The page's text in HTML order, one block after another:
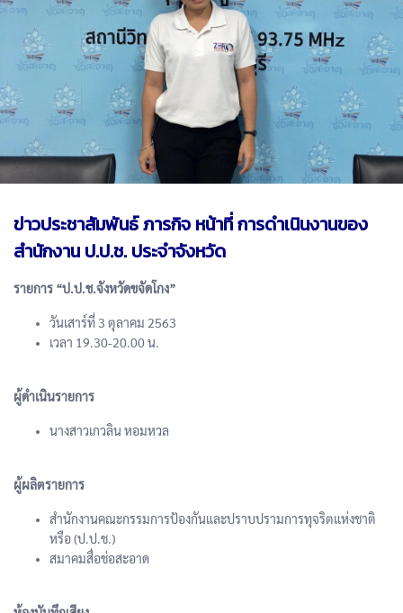
ข่าวประชาสัมพันธ์ ภารกิจ หน้าที่ การดำเนินงานของ
สำนักงาน ป.ป.ช. ประจำจังหวัด
รายการ “ป.ป.ช.จังหวัดขจัดโกง”
วันเสาร์ที่ 3 ตุลาคม 2563
เวลา 19.30-20.00 น.
ผู้ดำเนินรายการ
นางสาวเกวลิน หอมหวล
ผู้ผลิตรายการ
สำนักงานคณะกรรมการป้องกันและปราบปรามการทุจริตแห่งชาติ
หรือ (ป.ป.ช.)
สมาคมสื่อช่อสะอาด